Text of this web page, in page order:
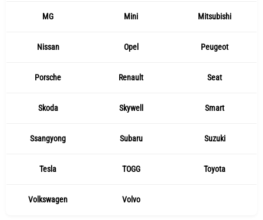
MG Mini Mitsubishi
Nissan Opel Peugeot
Porsche Renault Seat
Skoda Skywell Smart
Ssangyong Subaru Suzuki
Tesla TOGG Toyota
Volkswagen Volvo